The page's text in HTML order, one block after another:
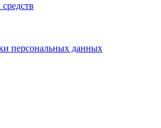
персональных данных